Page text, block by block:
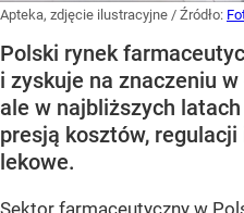
Apteka, zdjęcie ilustracyjne / Źródło:
Polski rynek
i zyskuje na znaczeniu
ale w najbliższych
presją kosztów,
lekowe.
Sektor farmaceutyczny w